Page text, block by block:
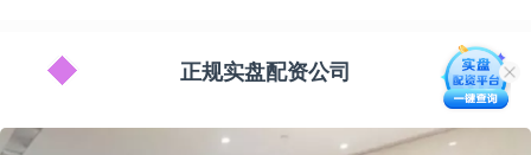
正规实盘配资公司